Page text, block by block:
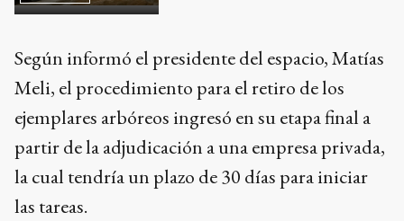
Según informó el presidente del espacio, Matías
Meli, el procedimiento para el retiro de los
ejemplares arbóreos ingresó en su etapa final a
partir de la adjudicación a una empresa privada,
la cual tendría un plazo de 30 días para iniciar
las tareas.